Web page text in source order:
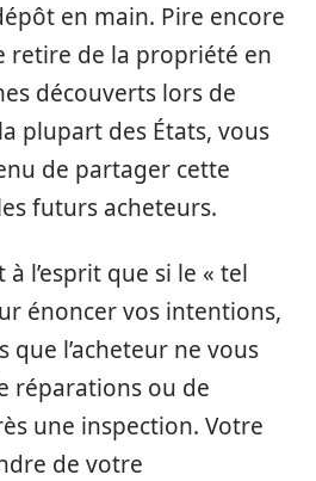
en main. Pire encore
retire de la propriété en
découverts lors de
plupart des États, vous
de partager cette
futurs acheteurs.
l’esprit que si le « tel
énoncer vos intentions,
que l’acheteur ne vous
réparations ou de
une inspection. Votre
de votre